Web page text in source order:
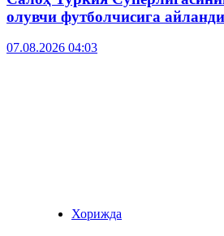
олувчи футболчисига айланди
07.08.2026 04:03
Хорижда